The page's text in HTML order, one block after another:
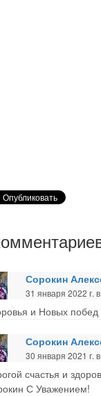
Сорокин
31 января 2022 г.
и Новых
Сорокин
30 января 2021 г.
счастья и
С Уважением!